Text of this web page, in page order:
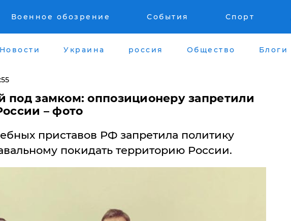
Военное обозрение События Спорт
Новости Украина россия Общество Блоги
под замком: оппозиционеру запретили
– фото
приставов РФ запретила политику
покидать территорию России.